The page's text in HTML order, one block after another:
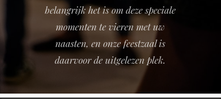
belangrijk het is om deze speciale
momenten te vieren met uw
naasten, en onze feestzaal is
daarvoor de uitgelezen plek.